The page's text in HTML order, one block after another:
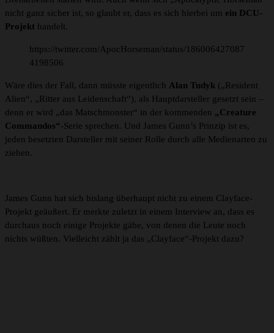
nicht ganz sicher ist, so glaubt er, dass es sich hierbei um ein DCU-
Projekt handelt.
https://twitter.com/ApocHorseman/status/186006427087
4198506
Wäre dies der Fall, dann müsste eigentlich Alan Tudyk („Resident
Alien“, „Ritter aus Leidenschaft“), als Hauptdarsteller gesetzt sein –
denn er wird „das Matschmonster“ in der kommenden „Creature
Commandos“-Serie sprechen. Und James Gunn’s Prinzip ist es,
jeden besetzten Darsteller mit seiner Rolle durch alle Medienarten zu
ziehen.
James Gunn hat sich bislang überhaupt nicht zu einem Clayface-
Projekt geäußert. Er merkte zuletzt in einem Interview an, dass es
durchaus noch einige Projekte gäbe, von denen die Leute noch
nichts wüßten. Vielleicht zählt ja das „Clayface“-Projekt dazu?